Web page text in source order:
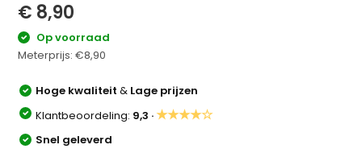
€ 8,90
Op voorraad
Meterprijs:€8,90
Hoge kwaliteit& Lage prijzen
Klantbeoordeling: 9,3 ·★★★★☆
Snel geleverd